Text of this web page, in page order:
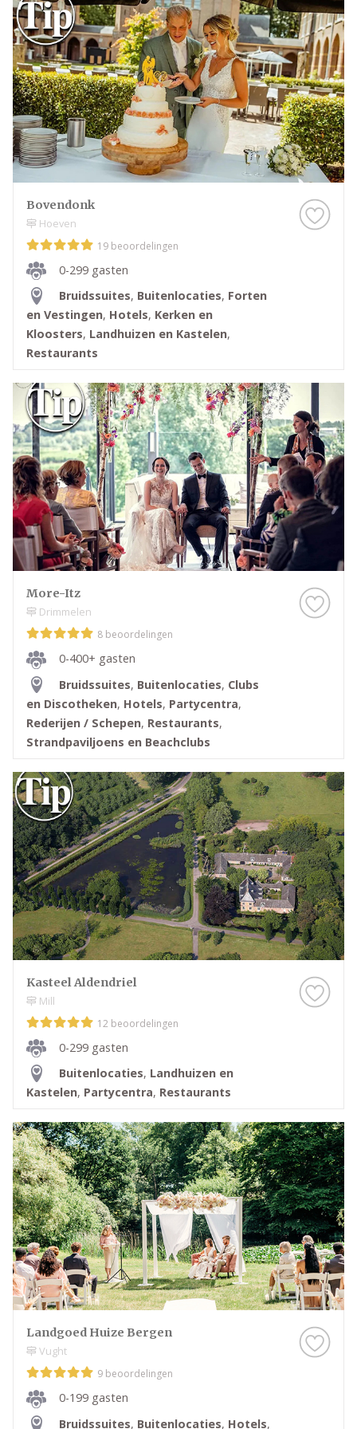
plekken, ontdek welke sfeer het beste bij jullie
bruiloft past en plan een bezichtiging bij de locatie
die aansluit bij jouw wensen.
Bovendonk
Hoeven
19 beoordelingen
0-299 gasten
Bruidssuites, Buitenlocaties, Forten
en Vestingen, Hotels, Kerken en
Kloosters, Landhuizen en Kastelen,
Restaurants
More-Itz
Drimmelen
8 beoordelingen
0-400+ gasten
Bruidssuites, Buitenlocaties, Clubs
en Discotheken, Hotels, Partycentra,
Rederijen / Schepen, Restaurants,
Strandpaviljoens en Beachclubs
Kasteel Aldendriel
Mill
12 beoordelingen
0-299 gasten
Buitenlocaties, Landhuizen en
Kastelen, Partycentra, Restaurants
Landgoed Huize Bergen
Vught
9 beoordelingen
0-199 gasten
Bruidssuites, Buitenlocaties, Hotels,